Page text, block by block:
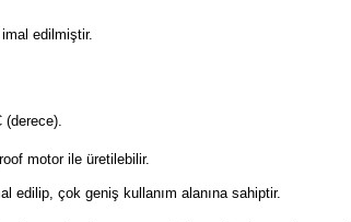
edilmiştir.
(derece).
motor ile üretilebilir.
edilip, çok geniş kullanım alanına sahiptir.